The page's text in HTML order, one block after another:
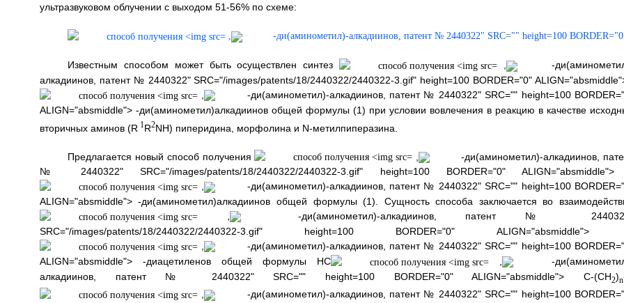
ультразвуковом облучении с выходом 51-56% по схеме:
, -ди(аминометил)-алкадиинов, патент № 2440322" SRC="" height=100
Известным способом может быть осуществлен синтез ,
-
алкадиинов, патент № 2440322" SRC="/images/patents/18/2440322/2440322-3.gif" height=100 BORDER="0"
,
-ди(аминометил)-алкадиинов, патент № 2440322" SRC="" height=100
ALIGN="absmiddle"> -ди(аминометил)алкадиинов общей формулы (1) при условии вовлечения в реакцию в качестве
вторичных аминов (R 1R2NH) пиперидина, морфолина и N-метилпиперазина.
Предлагается новый способ получения
-ди(аминометил)-алкадиинов,
№ 2440322" SRC="/images/patents/18/2440322/2440322-3.gif" height=100 BORDER="0"
,
-ди(аминометил)-алкадиинов, патент № 2440322" SRC="" height=100
ALIGN="absmiddle"> -ди(аминометил)алкадиинов общей формулы (1). Сущность способа заключается во
,
-ди(аминометил)-алкадиинов, патент №
SRC="/images/patents/18/2440322/2440322-3.gif" height=100 BORDER="0" ALIGN="absmiddle">
,
-ди(аминометил)-алкадиинов, патент № 2440322" SRC="" height=100
ALIGN="absmiddle"> -диацетиленов общей формулы HC
,
-
алкадиинов, патент № 2440322" SRC="" height=100 BORDER="0" ALIGN="absmiddle"> С-(СН2)n
,
-ди(аминометил)-алкадиинов, патент № 2440322" SRC="" height=100